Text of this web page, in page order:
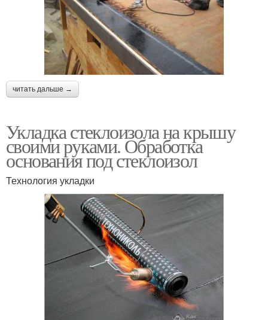
читать дальше →
Укладка стеклоизола на крышу
своими руками. Обработка
основания под стеклоизол
Технология укладки